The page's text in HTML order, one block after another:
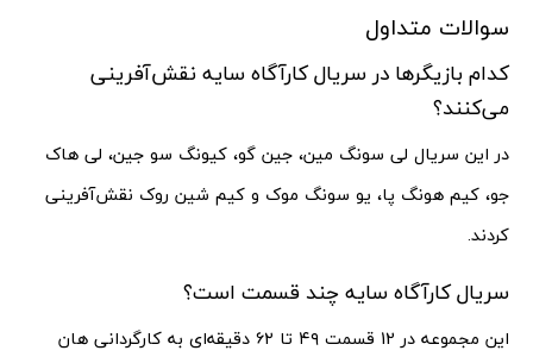
سوالات متداول
کدام بازیگرها در سریال کارآگاه سایه نقش‌آفرینی
می‌کنند؟
در این سریال لی سونگ مین، جین گو، کیونگ سو جین، لی هاک
جو، کیم هونگ پا، یو سونگ موک و کیم شین روک نقش‌آفرینی
کردند.
سریال کارآگاه سایه چند قسمت است؟
این مجموعه در 12 قسمت ۴۹ تا ۶۲ دقیقه‌ای به کارگردانی هان